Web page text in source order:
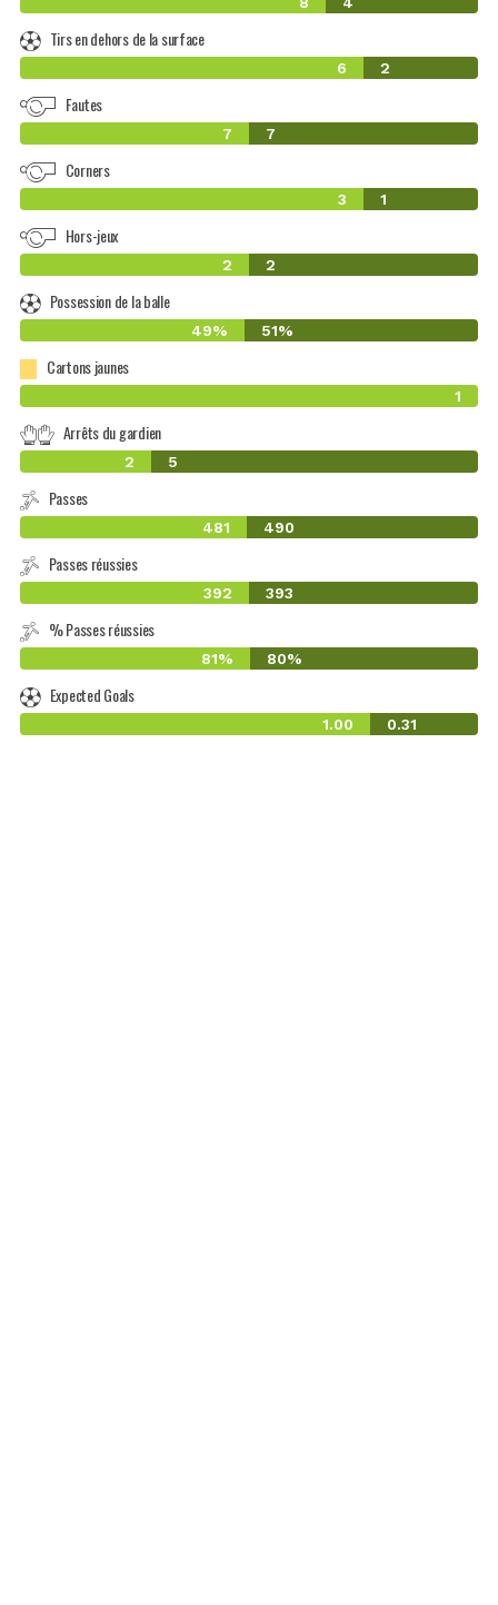
Tirs en dehors de la surface
6 2
Fautes
7 7
Corners
3 1
Hors-jeux
2 2
Possession de la balle
49% 51%
Cartons jaunes
1
Arrêts du gardien
2 5
Passes
481 490
Passes réussies
392 393
% Passes réussies
81% 80%
Expected Goals
1.00 0.31